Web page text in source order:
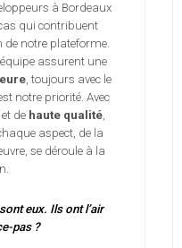
à Bordeaux
qui contribuent
notre plateforme.
assurent une
, toujours avec le
notre priorité. Avec
et de haute qualité,
aspect, de la
se déroule à la
eux. Ils ont l’air
pas ?